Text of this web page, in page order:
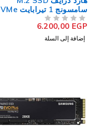
سامسونج 1 تيرابايت NVMe
PCIe 990 Pro
6.200,00EGP
إضافة إلى السلة